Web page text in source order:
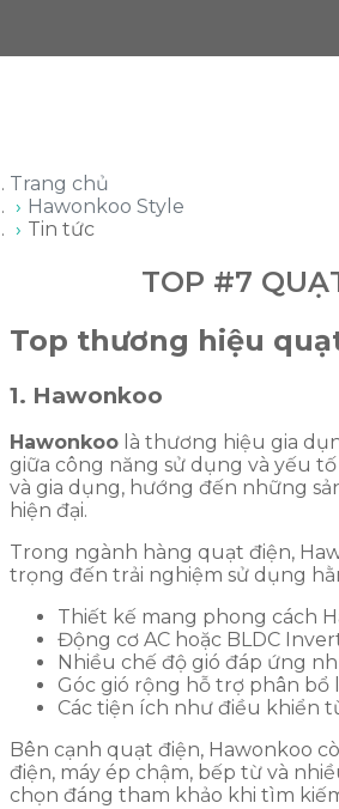
Trang chủ
Hawonkoo Style
Tin tức
TOP #7
Top thương hiệu
1. Hawonkoo
Hawonkoo là thương hiệu gia
giữa công năng sử dụng và yếu
và gia dụng, hướng đến những
hiện đại.
Trong ngành hàng quạt điện,
trọng đến trải nghiệm sử dụng
Thiết kế mang phong cách
Động cơ AC hoặc BLDC
Nhiều chế độ gió đáp ứng
Góc gió rộng hỗ trợ phân
Các tiện ích như điều khiển
Bên cạnh quạt điện, Hawonkoo
điện, máy ép chậm, bếp từ và
chọn đáng tham khảo khi tìm